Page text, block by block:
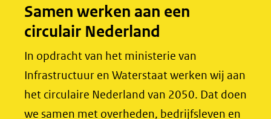
o
k
(opent
nieuw
I
n
(opent
nieuw
Samen werken aan een
circulair Nederland
In opdracht van het ministerie van
Infrastructuur en Waterstaat werken wij aan
het circulaire Nederland van 2050. Dat doen
we samen met overheden, bedrijfsleven en